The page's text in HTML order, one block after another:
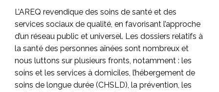
L’AREQ revendique des soins de santé et des
services sociaux de qualité, en favorisant l’approche
d’un réseau public et universel. Les dossiers relatifs à
la santé des personnes aînées sont nombreux et
nous luttons sur plusieurs fronts, notamment : les
soins et les services à domiciles, l’hébergement de
soins de longue durée (CHSLD), la prévention, les